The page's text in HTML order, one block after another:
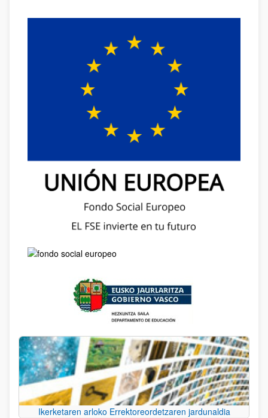
Ikerketaren arloko Errektoreordetzaren jardunaldia